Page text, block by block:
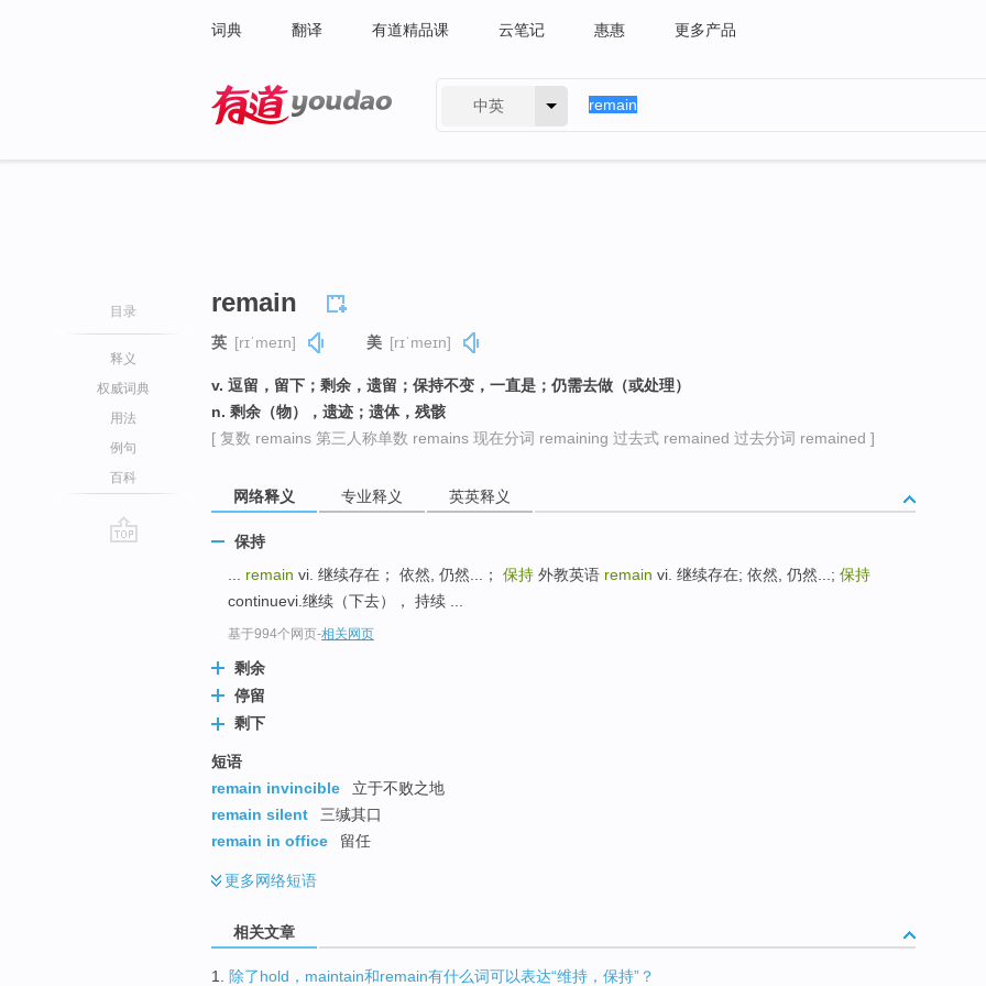
词典 翻译 有道精品课 云笔记 惠惠 更多产品
中英
目录
释义
权威词典
用法
例句
百科
remain
英 [rɪˈmeɪn] 美 [rɪˈmeɪn]
v. 逗留，留下；剩余，遗留；保持不变，一直是；仍需去做（或处理）
n. 剩余（物），遗迹；遗体，残骸
[ 复数 remains 第三人称单数 remains 现在分词 remaining 过去式 remained 过去分词 remained ]
网络释义 专业释义 英英释义
保持
remain vi. 继续存在； 依然, 仍然...； 保持 外教英语 remain vi. 继续存在; 依然, 仍然...; 保持
continuevi.继续（下去）， 持续 ...
基于994个网页-相关网页
剩余
停留
剩下
短语
remain invincible
立于不败之地
remain silent
三缄其口
remain in office
留任
更多网络短语
相关文章
1. 除了hold，maintain和remain有什么词可以表达“维持，保持”？